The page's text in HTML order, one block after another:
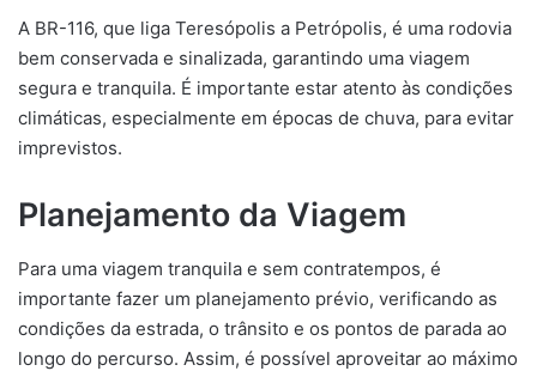
A BR-116, que liga Teresópolis a Petrópolis, é uma rodovia
bem conservada e sinalizada, garantindo uma viagem
segura e tranquila. É importante estar atento às condições
climáticas, especialmente em épocas de chuva, para evitar
imprevistos.
Planejamento da Viagem
Para uma viagem tranquila e sem contratempos, é
importante fazer um planejamento prévio, verificando as
condições da estrada, o trânsito e os pontos de parada ao
longo do percurso. Assim, é possível aproveitar ao máximo